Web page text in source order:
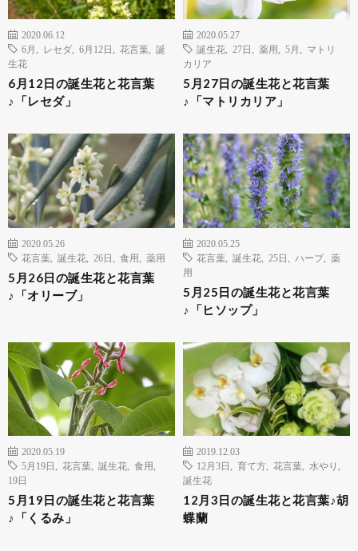
2020.06.12
6月
レセダ 6月12日 花言葉
誕
生花
6月12日の誕生花と花言葉
♪「レセダ」
2020.05.27
誕生花
27日 薬用 5月
マトリ
カリア
5月27日の誕生花と花言葉
♪「マトリカリア」
2020.05.26
花言葉
誕生花 26日 食用 薬用
5月26日の誕生花と花言葉
♪「オリーブ」
2020.05.25
花言葉
誕生花 25日 ハーブ
薬
用
5月25日の誕生花と花言葉
♪「ヒソップ」
2020.05.19
5月19日
花言葉 誕生花 食用
19日
5月19日の誕生花と花言葉
♪「くるみ」
2019.12.03
12月3日
育て方 花言葉 水やり
誕生花
12月3日の誕生花と花言葉♪胡
蝶蘭